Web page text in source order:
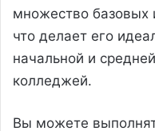
множество базовых
что делает его
начальной и
колледжей.
Вы можете